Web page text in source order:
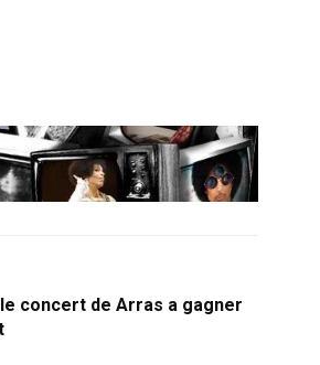
concert de Arras a gagner